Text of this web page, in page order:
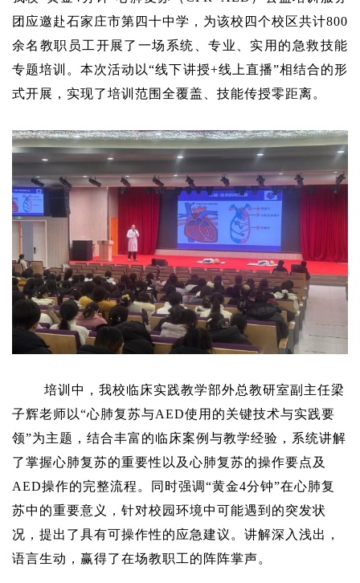
团应邀赴石家庄市第四十中学，为该校四个校区共计800
余名教职员工开展了一场系统、专业、实用的急救技能
专题培训。本次活动以“线下讲授+线上直播”相结合的形
式开展，实现了培训范围全覆盖、技能传授零距离。
培训中，我校临床实践教学部外总教研室副主任梁
子辉老师以“心肺复苏与AED使用的关键技术与实践要
领”为主题，结合丰富的临床案例与教学经验，系统讲解
了掌握心肺复苏的重要性以及心肺复苏的操作要点及
AED操作的完整流程。同时强调“黄金4分钟”在心肺复
苏中的重要意义，针对校园环境中可能遇到的突发状
况，提出了具有可操作性的应急建议。讲解深入浅出，
语言生动，赢得了在场教职工的阵阵掌声。